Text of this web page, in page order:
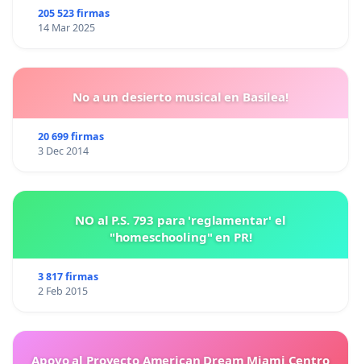
205 523 firmas
14 Mar 2025
No a un desierto musical en Basilea!
20 699 firmas
3 Dec 2014
NO al P.S. 793 para 'reglamentar' el
"homeschooling" en PR!
3 817 firmas
2 Feb 2015
Apoyo al Proyecto American Dream Miami Centro